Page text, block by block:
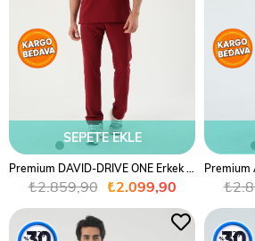
SEPETE EKLE
₺2.099,90
₺2.859,90
%27 %27